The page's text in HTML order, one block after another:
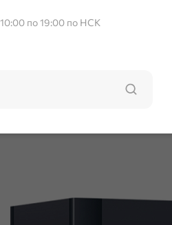
по 19:00 по НСК